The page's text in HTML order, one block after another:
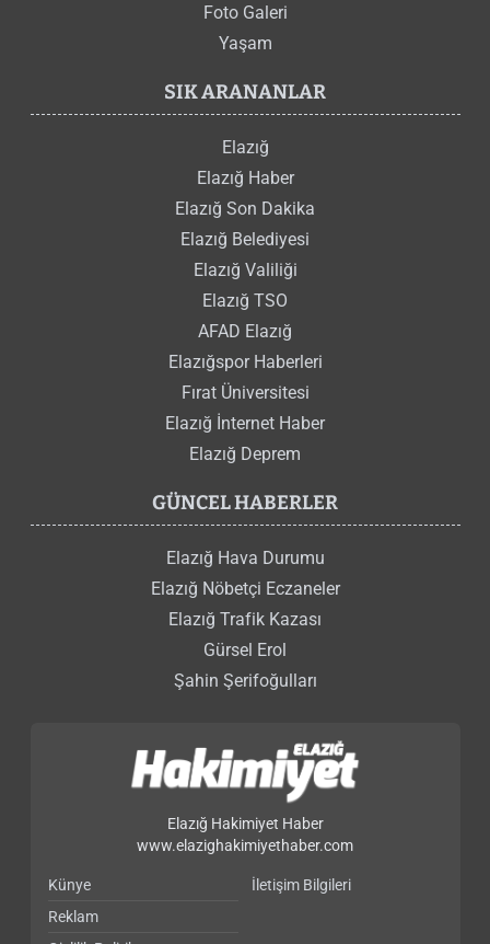
Foto Galeri
Yaşam
SIK ARANANLAR
Elazığ
Elazığ Haber
Elazığ Son Dakika
Elazığ Belediyesi
Elazığ Valiliği
Elazığ TSO
AFAD Elazığ
Elazığspor Haberleri
Fırat Üniversitesi
Elazığ İnternet Haber
Elazığ Deprem
GÜNCEL HABERLER
Elazığ Hava Durumu
Elazığ Nöbetçi Eczaneler
Elazığ Trafik Kazası
Gürsel Erol
Şahin Şerifoğulları
Elazığ Hakimiyet Haber
www.elazighakimiyethaber.com
Künye
Reklam
İletişim Bilgileri